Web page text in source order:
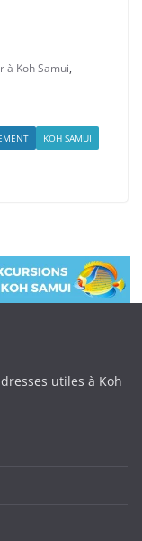
à Koh Samui,
KOH SAMUI
utiles à Koh